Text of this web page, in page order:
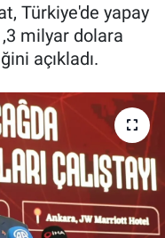
Türkiye'de yapay
milyar dolara
açıkladı.